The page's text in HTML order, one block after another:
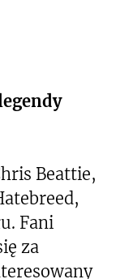
Beattie,
Fani
za